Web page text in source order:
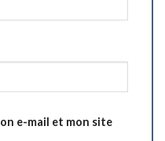
e-mail et mon site